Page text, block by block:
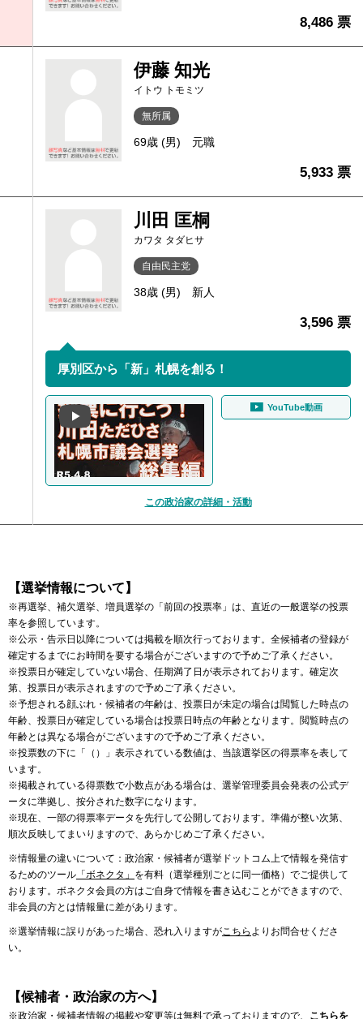
8,486 票
伊藤 知光
イトウ トモミツ
無所属
69歳 (男) 元職
5,933 票
川田 匡桐
カワタ タダヒサ
自由民主党
38歳 (男) 新人
3,596 票
厚別区から「新」札幌を創る！
YouTube動画
この政治家の詳細・活動
【選挙情報について】
※再選挙、補欠選挙、増員選挙の「前回の投票率」は、直近の一般選挙の投票
率を参照しています。
※公示・告示日以降については掲載を順次行っております。全候補者の登録が
確定するまでにお時間を要する場合がございますので予めご了承ください。
※投票日が確定していない場合、任期満了日が表示されております。確定次
第、投票日が表示されますので予めご了承ください。
※予想される顔ぶれ・候補者の年齢は、投票日が未定の場合は閲覧した時点の
年齢、投票日が確定している場合は投票日時点の年齢となります。閲覧時点の
年齢とは異なる場合がございますので予めご了承ください。
※投票数の下に「（）」表示されている数値は、当該選挙区の得票率を表して
います。
※掲載されている得票数で小数点がある場合は、選挙管理委員会発表の公式デ
ータに準拠し、按分された数字になります。
※現在、一部の得票率データを先行して公開しております。準備が整い次第、
順次反映してまいりますので、あらかじめご了承ください。
※情報量の違いについて：政治家・候補者が選挙ドットコム上で情報を発信す
るためのツール 「ボネクタ」 を有料（選挙種別ごとに同一価格）でご提供して
おります。ボネクタ会員の方はご自身で情報を書き込むことができますので、
非会員の方とは情報量に差があります。
※選挙情報に誤りがあった場合、恐れ入りますがこちら よりお問合せくださ
い。
【候補者・政治家の方へ】
※政治家・候補者情報の掲載や変更等は無料で承っておりますので、 こちらを